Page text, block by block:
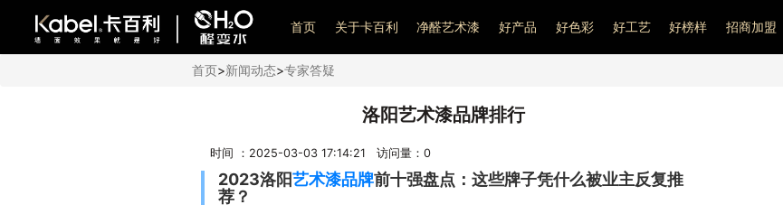
艺术漆加盟
首页 关于卡百利 净醛艺术漆 好产品 好色彩 好工艺 好榜样 招商加盟
首页>新闻动态>专家答疑
洛阳艺术漆品牌排行
时间 ：2025-03-03 17:14:21 访问量： 0
2023洛阳艺术漆品牌前十强盘点：这些牌子凭什么被业主反复推
荐？